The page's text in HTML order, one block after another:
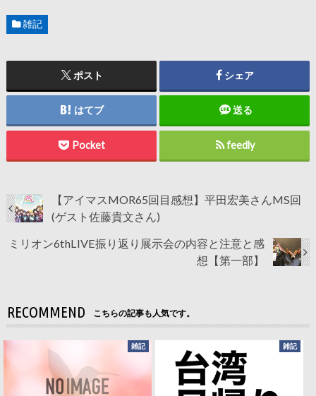
雑記
ポスト シェア
はてブ 送る
Pocket feedly
【アイマスMOR65回目感想】平田宏美さんMS回
(ゲスト佐藤貴文さん)
ミリオン6thLIVE振り返り展示会の内容と注意と感
想【第一部】
RECOMMEND こちらの記事も人気です。
雑記 雑記